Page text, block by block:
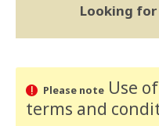
Looking
Please noteUse
terms and